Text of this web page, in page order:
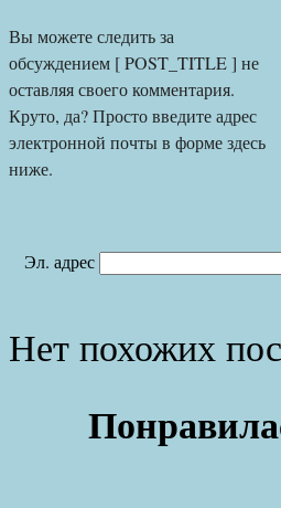
Вы можете следить за
обсуждением [ POST_TITLE ] не
оставляя своего комментария.
Круто, да? Просто введите адрес
электронной почты в форме здесь
ниже.
Эл. адрес
Нет похожих